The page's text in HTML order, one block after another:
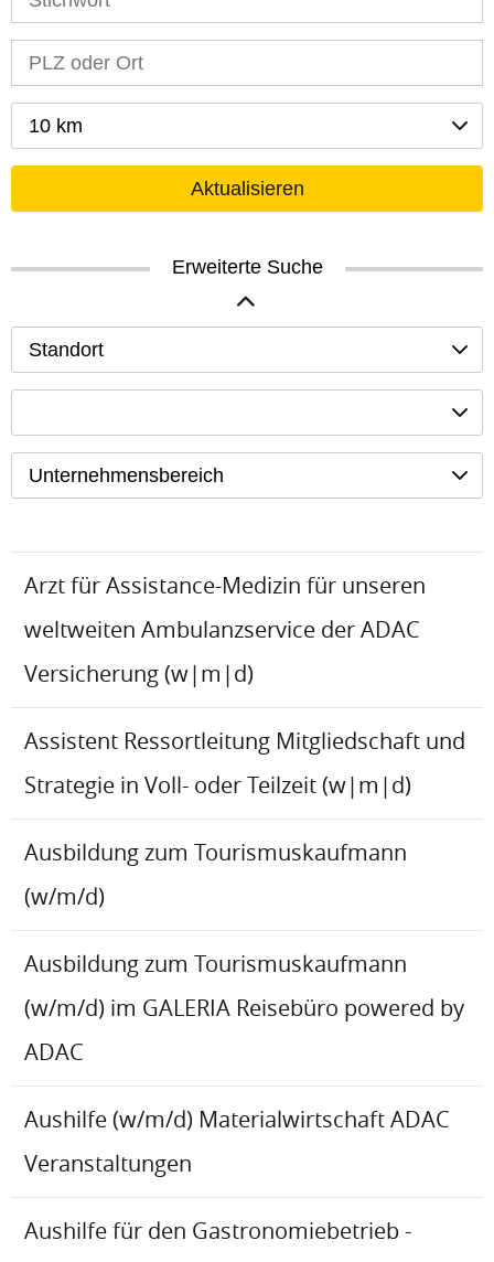
10 km
Aktualisieren
Erweiterte Suche
Standort
Unternehmensbereich
Arzt für Assistance-Medizin für unseren
weltweiten Ambulanzservice der ADAC
Versicherung (w|m|d)
Assistent Ressortleitung Mitgliedschaft und
Strategie in Voll- oder Teilzeit (w|m|d)
Ausbildung zum Tourismuskaufmann
(w/m/d)
Ausbildung zum Tourismuskaufmann
(w/m/d) im GALERIA Reisebüro powered by
ADAC
Aushilfe (w/m/d) Materialwirtschaft ADAC
Veranstaltungen
Aushilfe für den Gastronomiebetrieb -